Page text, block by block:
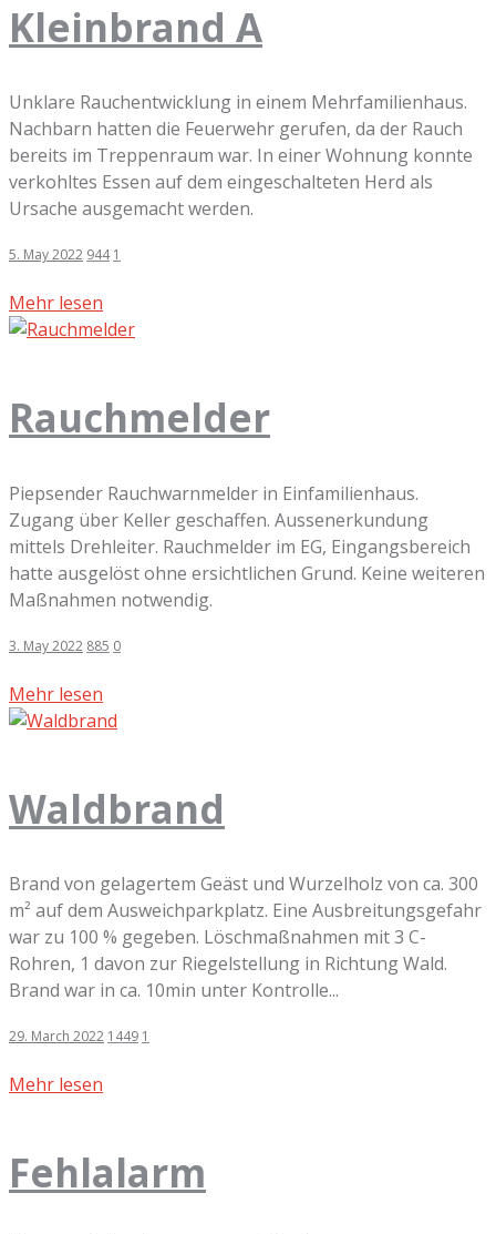
Kleinbrand A
Unklare Rauchentwicklung in einem Mehrfamilienhaus.
Nachbarn hatten die Feuerwehr gerufen, da der Rauch
bereits im Treppenraum war. In einer Wohnung konnte
verkohltes Essen auf dem eingeschalteten Herd als
Ursache ausgemacht werden.
5. May 2022 944 1
Mehr lesen
Rauchmelder
Piepsender Rauchwarnmelder in Einfamilienhaus.
Zugang über Keller geschaffen. Aussenerkundung
mittels Drehleiter. Rauchmelder im EG, Eingangsbereich
hatte ausgelöst ohne ersichtlichen Grund. Keine weiteren
Maßnahmen notwendig.
3. May 2022 885 0
Mehr lesen
Waldbrand
Brand von gelagertem Geäst und Wurzelholz von ca. 300
m² auf dem Ausweichparkplatz. Eine Ausbreitungsgefahr
war zu 100 % gegeben. Löschmaßnahmen mit 3 C-
Rohren, 1 davon zur Riegelstellung in Richtung Wald.
Brand war in ca. 10min unter Kontrolle...
29. March 2022 1449 1
Mehr lesen
Fehlalarm